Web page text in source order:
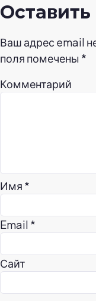
Ваш адрес email
поля помечены *
Комментарий
Имя *
Email *
Сайт